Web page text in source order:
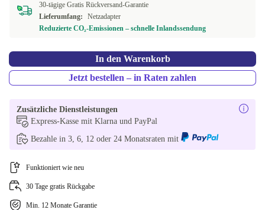
30-tägige Gratis Rückversand-Garantie
Lieferumfang:
Netzadapter
Reduzierte CO₂-Emissionen – schnelle Inlandssendung
In den Warenkorb
Jetzt bestellen – in Raten zahlen
Zusätzliche Dienstleistungen
Express-Kasse mit Klarna und PayPal
Bezahle in 3, 6, 12 oder 24 Monatsraten mit
Funktioniert wie neu
30 Tage gratis Rückgabe
Min. 12 Monate Garantie